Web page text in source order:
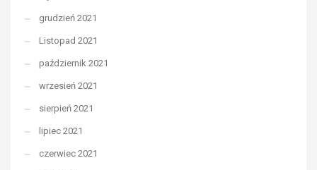
grudzień 2021
Listopad 2021
październik 2021
wrzesień 2021
sierpień 2021
lipiec 2021
czerwiec 2021